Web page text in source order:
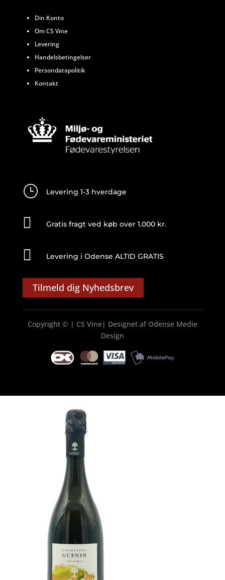
Din Konto
Om CS Vine
Levering
Handelsbetingelser
Persondatapolitik
Kontakt
} Levering 1-3 hverdage
 Gratis fragt ved køb over 1.000 kr.
 Levering i Odense ALTID GRATIS
Tilmeld dig Nyhedsbrev
Copyright © | CS Vine| Designet af Odense Medie
Design